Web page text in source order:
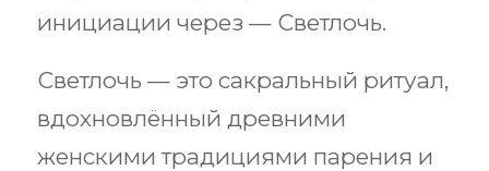
инициации через — Светлочь.
Светлочь — это сакральный ритуал,
вдохновлённый древними
женскими традициями парения и